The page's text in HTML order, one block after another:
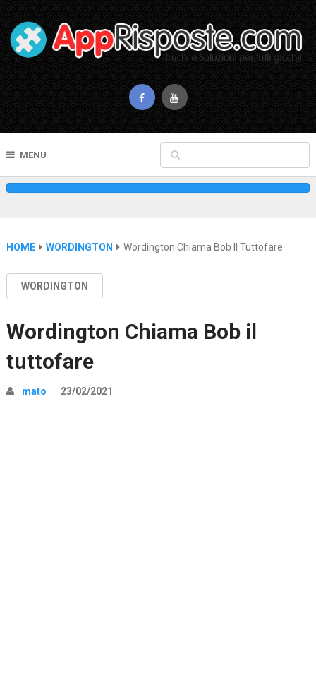
MENU
HOME WORDINGTON Wordington Chiama Bob Il Tuttofare
WORDINGTON
Wordington Chiama Bob il
tuttofare
mato 23/02/2021